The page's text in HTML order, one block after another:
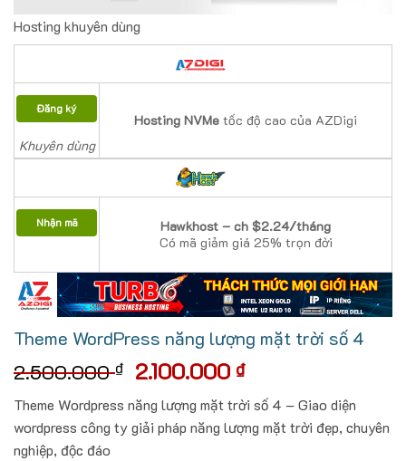
Hosting khuyên dùng
Đăng ký
Khuyên dùng
Hosting NVMe tốc độ cao của AZDigi
Nhận mã
Hawkhost – ch $2.24/tháng
Có mã giảm giá 25% trọn đời
Theme WordPress năng lượng mặt trời số 4
2.500.000₫ Giá
gốc
là:
2.500.000 ₫.
2.100.000 ₫Giá
hiện
tại
là:
Theme Wordpress năng lượng mặt trời số 4 – Giao diện
wordpress công ty giải pháp năng lượng mặt trời đẹp, chuyên
nghiệp, độc đáo